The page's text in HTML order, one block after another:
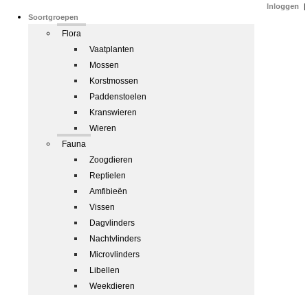
Soortgroepen
Flora
Vaatplanten
Mossen
Korstmossen
Paddenstoelen
Kranswieren
Wieren
Fauna
Zoogdieren
Reptielen
Amfibieën
Vissen
Dagvlinders
Nachtvlinders
Microvlinders
Libellen
Weekdieren
Inloggen |